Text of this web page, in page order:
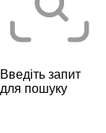
Введіть запит
для пошуку